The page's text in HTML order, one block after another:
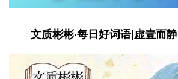
文质彬彬·每日好词语|虚壹而静